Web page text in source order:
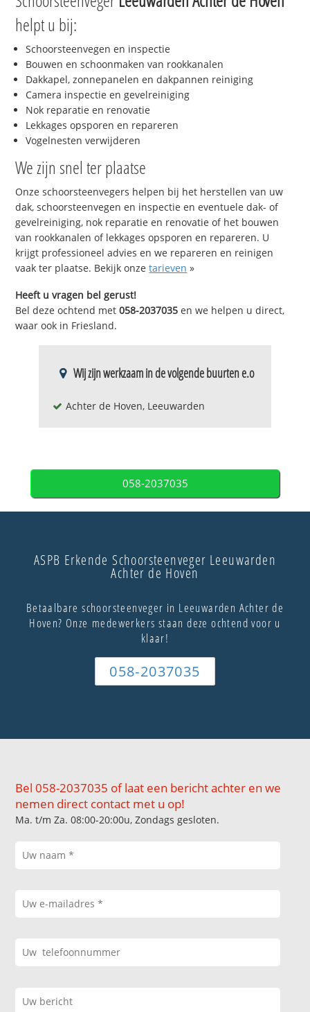
helpt u bij:
Schoorsteenvegen en inspectie
Bouwen en schoonmaken van rookkanalen
Dakkapel, zonnepanelen en dakpannen reiniging
Camera inspectie en gevelreiniging
Nok reparatie en renovatie
Lekkages opsporen en repareren
Vogelnesten verwijderen
We zijn snel ter plaatse
Onze schoorsteenvegers helpen bij het herstellen van uw
dak, schoorsteenvegen en inspectie en eventuele dak- of
gevelreiniging, nok reparatie en renovatie of het bouwen
van rookkanalen of lekkages opsporen en repareren. U
krijgt professioneel advies en we repareren en reinigen
vaak ter plaatse. Bekijk onzetarieven »
Heeft u vragen bel gerust!
Bel deze ochtend met058-2037035 en we helpen u direct,
waar ook in Friesland.
Wij zijn werkzaam in de volgende buurten e.o
Achter de Hoven, Leeuwarden
058-2037035
ASPB Erkende Schoorsteenveger Leeuwarden
Achter de Hoven
Betaalbare schoorsteenveger in Leeuwarden Achter de
Hoven? Onze medewerkers staan deze ochtend voor u
klaar!
058-2037035
Bel 058-2037035 of laat een bericht achter en we
nemen direct contact met u op!
Ma. t/m Za. 08:00-20:00u, Zondags gesloten.